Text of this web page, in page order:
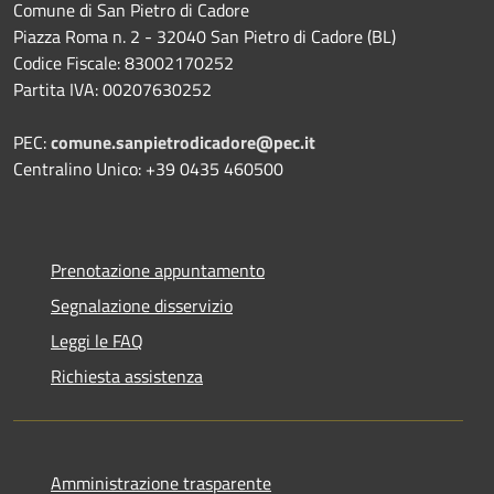
Comune di San Pietro di Cadore
Piazza Roma n. 2 - 32040 San Pietro di Cadore (BL)
Codice Fiscale: 83002170252
Partita IVA: 00207630252
PEC:comune.sanpietrodicadore@pec.it
Centralino Unico: +39 0435 460500
Prenotazione appuntamento
Segnalazione disservizio
Leggi le FAQ
Richiesta assistenza
Amministrazione trasparente